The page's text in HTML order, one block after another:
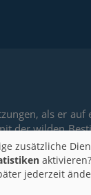
als er
der wilden
zusätzliche
jederzeit